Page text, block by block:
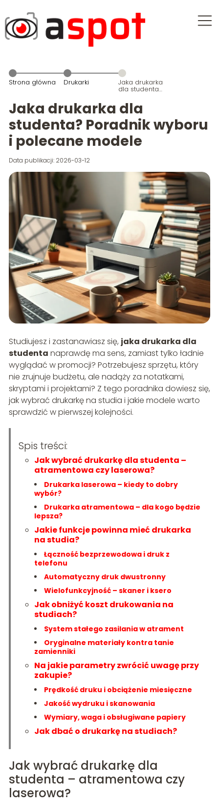
Strona główna Drukarki Jaka drukarka
dla studenta?
wyboru i
polecane
modele
Jaka drukarka dla
studenta? Poradnik wyboru
i polecane modele
Data publikacji: 2026-03-12
Studiujesz i zastanawiasz się, jaka drukarka dla
studenta naprawdę ma sens, zamiast tylko ładnie
wyglądać w promocji? Potrzebujesz sprzętu, który
nie zrujnuje budżetu, ale nadąży za notatkami,
skryptami i projektami? Z tego poradnika dowiesz się,
jak wybrać drukarkę na studia i jakie modele warto
sprawdzić w pierwszej kolejności.
Spis treści:
Jak wybrać drukarkę dla studenta –
atramentowa czy laserowa?
Drukarka laserowa – kiedy to dobry
wybór?
Drukarka atramentowa – dla kogo będzie
lepsza?
Jakie funkcje powinna mieć drukarka
na studia?
Łączność bezprzewodowa i druk z
telefonu
Automatyczny druk dwustronny
Wielofunkcyjność – skaner i ksero
Jak obniżyć koszt drukowania na
studiach?
System stałego zasilania w atrament
Oryginalne materiały kontra tanie
zamienniki
Na jakie parametry zwrócić uwagę przy
zakupie?
Prędkość druku i obciążenie miesięczne
Jakość wydruku i skanowania
Wymiary, waga i obsługiwane papiery
Jak dbać o drukarkę na studiach?
Jak wybrać drukarkę dla
studenta – atramentowa czy
laserowa?